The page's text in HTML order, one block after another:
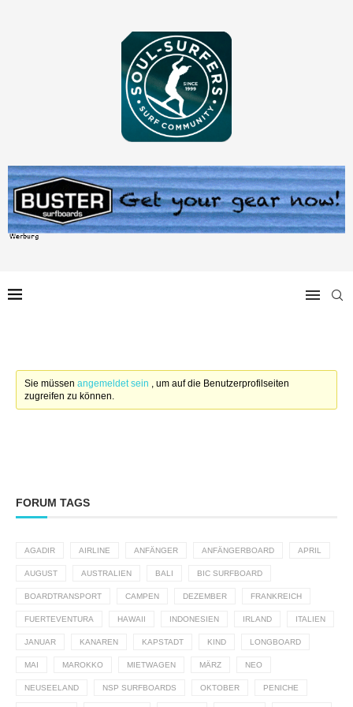
Sie müssenangemeldet sein , um auf die Benutzerprofilseiten
zugreifen zu können.
FORUM TAGS
AGADIR AIRLINE ANFÄNGER ANFÄNGERBOARD APRIL
AUGUST AUSTRALIEN BALI BIC SURFBOARD
BOARDTRANSPORT CAMPEN DEZEMBER FRANKREICH
FUERTEVENTURA HAWAII INDONESIEN IRLAND ITALIEN
JANUAR KANAREN KAPSTADT KIND LONGBOARD
MAI MAROKKO MIETWAGEN MÄRZ NEO
NEUSEELAND NSP SURFBOARDS OKTOBER PENICHE